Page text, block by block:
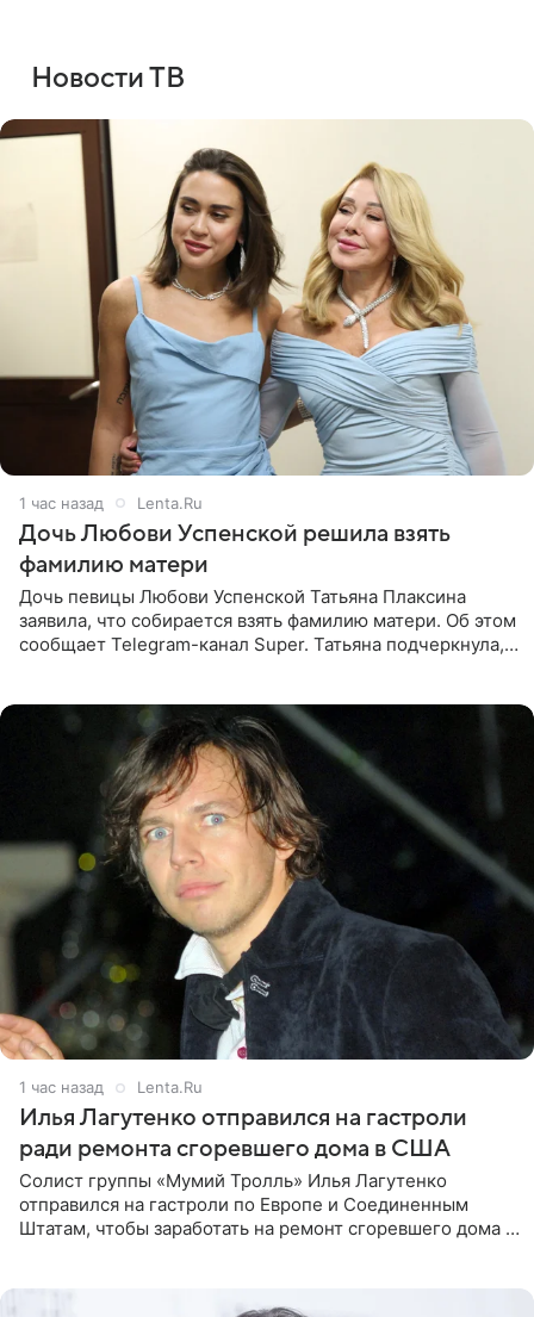
Новости ТВ
1 час назад Lenta.Ru
Дочь Любови Успенской решила взять
фамилию матери
Дочь певицы Любови Успенской Татьяна Плаксина
заявила, что собирается взять фамилию матери. Об этом
сообщает Telegram-канал Super. Татьяна подчеркнула,
1 час назад Lenta.Ru
Илья Лагутенко отправился на гастроли
ради ремонта сгоревшего дома в США
Солист группы «Мумий Тролль» Илья Лагутенко
отправился на гастроли по Европе и Соединенным
Штатам, чтобы заработать на ремонт сгоревшего дома в